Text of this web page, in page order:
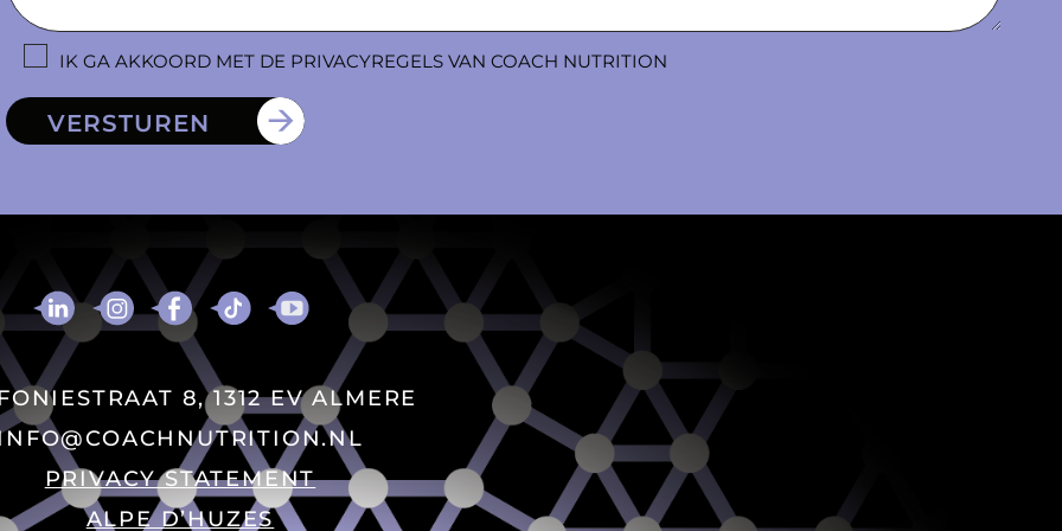
IK GA AKKOORD MET DE PRIVACYREGELS VAN COACH NUTRITION
VERSTUREN
8, 1312 EV ALMERE
PRIVACY STATEMENT
ALPE D’HUZES